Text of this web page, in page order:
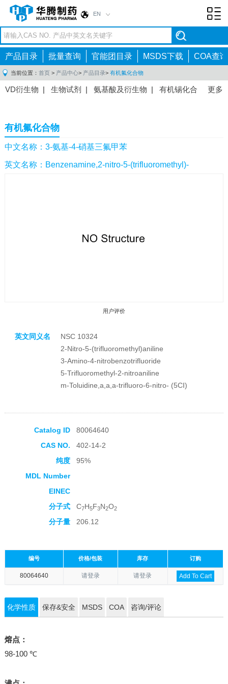
EN
产品目录 批量查询 官能团目录 MSDS下载 COA查询
当前位置： 首页 > 产品中心> 产品目录> 有机氟化合物
更多
VD衍生物 | 生物试剂 | 氨基酸及衍生物 | 有机锡化合
间体|抗高血压药物中间体
感染药物中间体|
体 |抗精神病药物中间体|抗炎药物中间体
药中间体|其他原料药中间体|
有机氟化合物
中文名称：3-氨基-4-硝基三氟甲苯
英文名称：Benzenamine,2-nitro-5-(trifluoromethyl)-
用户评价
收藏产品
英文同义名
NSC 10324
2-Nitro-5-(trifluoromethyl)aniline
3-Amino-4-nitrobenzotrifluoride
5-Trifluoromethyl-2-nitroaniline
m-Toluidine,a,a,a-trifluoro-6-nitro- (5CI)
Catalog ID
80064640
CAS NO.
402-14-2
纯度
95%
MDL Number
EINEC
分子式
C7H5F3N2O2
分子量 206.12
编号 价格/包装 库存 订购
80064640 请登录 请登录 Add To Cart
化学性质 保存&安全 MSDS COA 咨询/评论
熔点：
98-100 ℃